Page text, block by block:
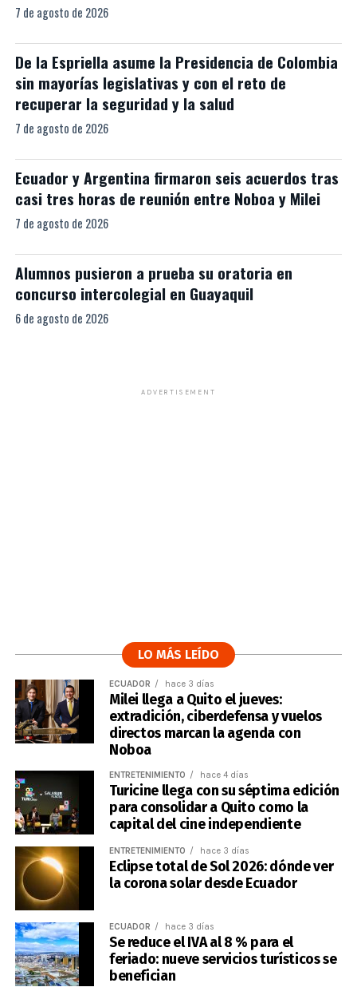
7 de agosto de 2026
De la Espriella asume la Presidencia de Colombia
sin mayorías legislativas y con el reto de
recuperar la seguridad y la salud
7 de agosto de 2026
Ecuador y Argentina firmaron seis acuerdos tras
casi tres horas de reunión entre Noboa y Milei
7 de agosto de 2026
Alumnos pusieron a prueba su oratoria en
concurso intercolegial en Guayaquil
6 de agosto de 2026
ADVERTISEMENT
LO MÁS LEÍDO
ECUADOR hace 3 días
Milei llega a Quito el jueves:
extradición, ciberdefensa y vuelos
directos marcan la agenda con
Noboa
ENTRETENIMIENTO hace 4 días
Turicine llega con su séptima edición
para consolidar a Quito como la
capital del cine independiente
ENTRETENIMIENTO hace 3 días
Eclipse total de Sol 2026: dónde ver
la corona solar desde Ecuador
ECUADOR hace 3 días
Se reduce el IVA al 8 % para el
feriado: nueve servicios turísticos se
benefician